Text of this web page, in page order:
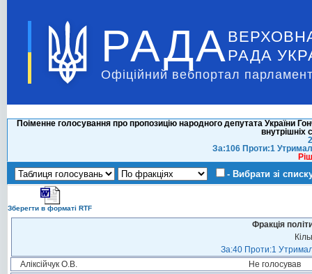
РАДА РАДА
Офіційний вебпортал
Поіменне голосування про пропозицію народного депутата України
внутрішніх
За:106 Проти:1
- Вибрати зі
Зберегти в форматі RTF
Фракція
За:40 Проти:1
Аліксійчук О.В.
Не голосував